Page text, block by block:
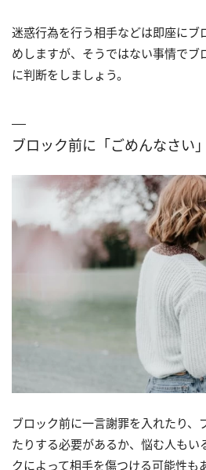
迷惑行為を行う相手などは即座にブ
めしますが、そうではない事情でブ
に判断をしましょう。
ブロック前に「ごめんなさい
ブロック前に一言謝罪を入れたり、
たりする必要があるか、悩む人もい
クによって相手を傷つける可能性も